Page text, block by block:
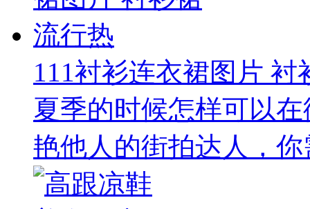
111衬衫连衣裙图片 衬
夏季的时候怎样可以
艳他人的街拍达人，